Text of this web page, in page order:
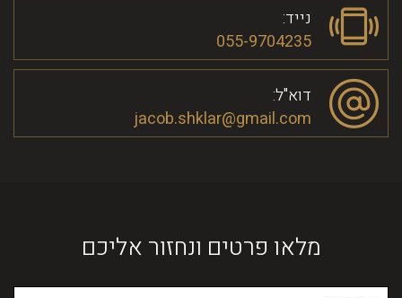
נייד:
055-9704235
דוא"ל:
jacob.shklar@gmail.com
מלאו פרטים ונחזור אליכם